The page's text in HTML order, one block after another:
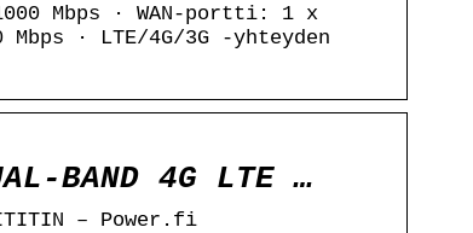
Mbps · WAN-portti: 1 x
· LTE/4G/3G -yhteyden
BAND 4G LTE …
– Power.fi